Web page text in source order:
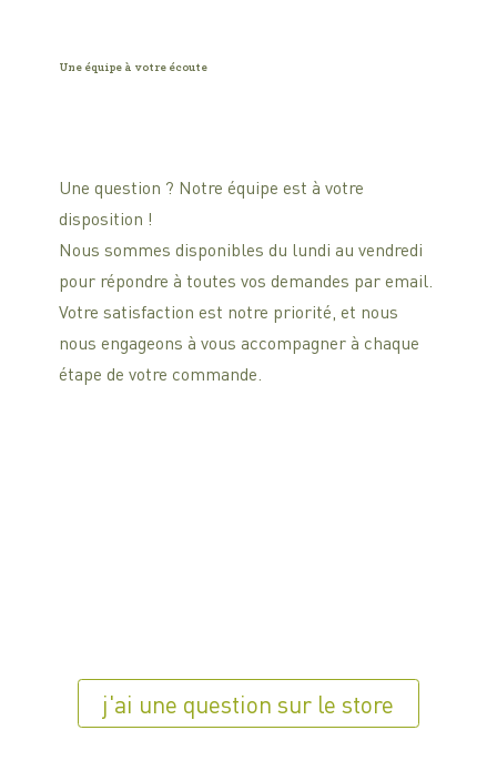
Une équipe à votre écoute
Une question ? Notre équipe est à votre
disposition !
Nous sommes disponibles du lundi au vendredi
pour répondre à toutes vos demandes par email.
Votre satisfaction est notre priorité, et nous
nous engageons à vous accompagner à chaque
étape de votre commande.
j'ai une question sur le store